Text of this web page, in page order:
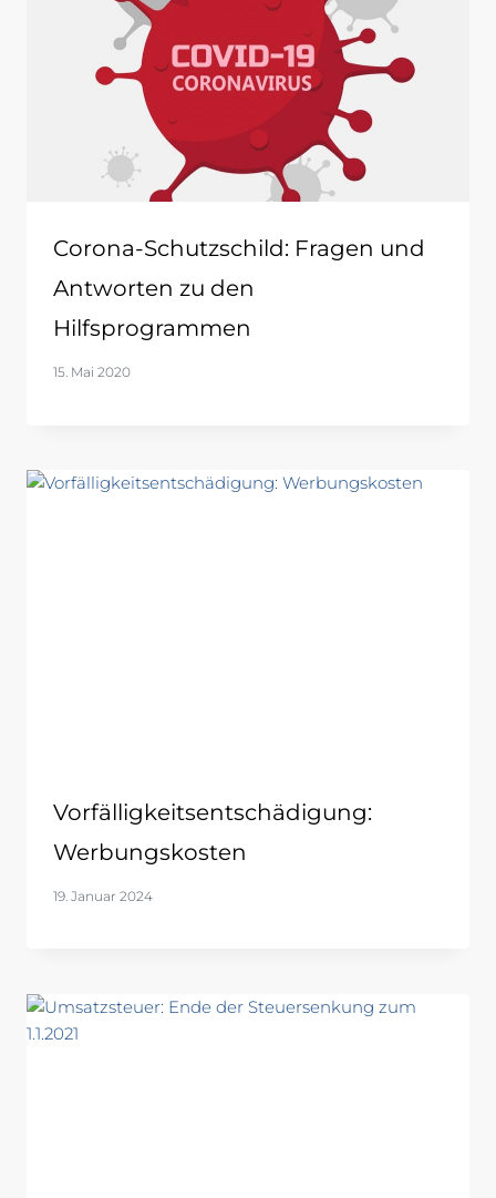
Corona-Schutzschild: Fragen und
Antworten zu den
Hilfsprogrammen
15. Mai 2020
Vorfälligkeitsentschädigung:
Werbungskosten
19. Januar 2024